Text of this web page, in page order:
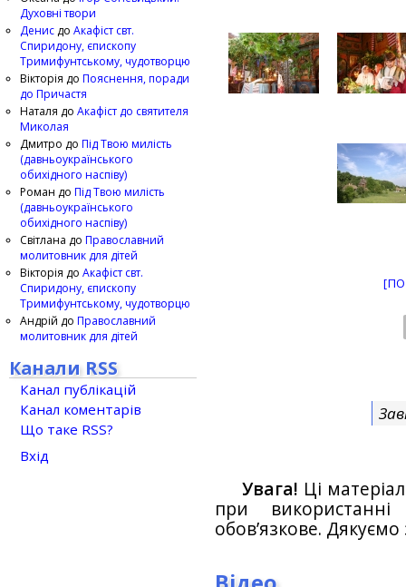
Увага! Ці
при
обов’язкове.
Духовні твори
Денис до Акафіст свт.
Спиридону, єпископу
Тримифунтському, чудотворцю
Вікторія до Пояснення, поради
до Причастя
Наталя до Акафіст до святителя
Миколая
Дмитро до Під Твою милість
(давньоукраїнського
обихідного наспіву)
Роман до Під Твою милість
(давньоукраїнського
обихідного наспіву)
Світлана до Православний
молитовник для дітей
Вікторія до Акафіст свт.
Спиридону, єпископу
Тримифунтському, чудотворцю
Андрій до Православний
молитовник для дітей
Канали RSS
Канал публікацій
Канал коментарів
Що таке RSS?
Вхід